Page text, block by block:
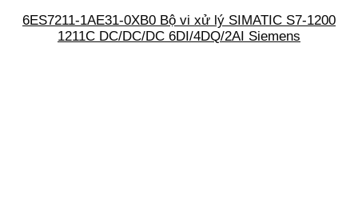
6ES7211-1AE31-0XB0 Bộ vi xử lý SIMATIC S7-1200
1211C DC/DC/DC 6DI/4DQ/2AI Siemens